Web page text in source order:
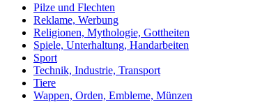
Pilze und Flechten
Reklame, Werbung
Religionen, Mythologie, Gottheiten
Spiele, Unterhaltung, Handarbeiten
Sport
Technik, Industrie, Transport
Tiere
Wappen, Orden, Embleme, Münzen